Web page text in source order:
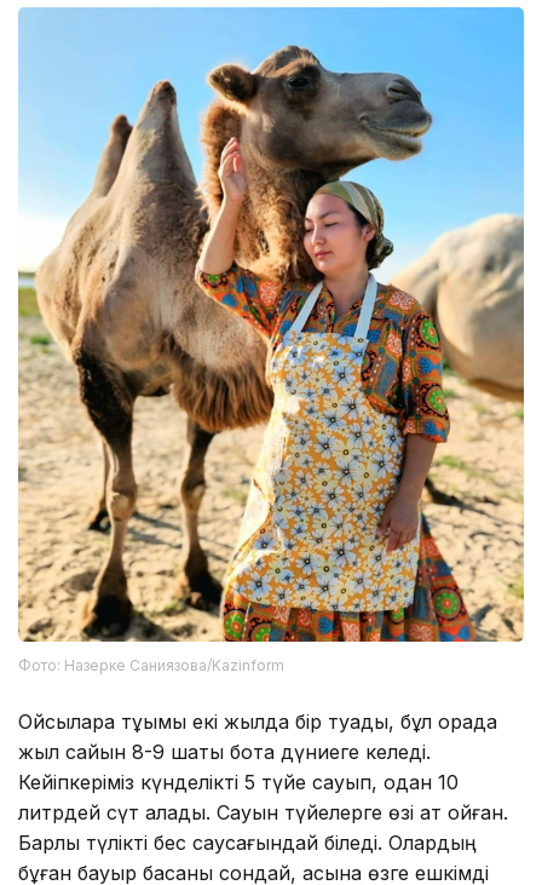
Фото: Назерке Саниязова/Kazinform
Ойсылқара тұқымы екі жылда бір туады, бұл қорада
жыл сайын 8-9 шақты бота дүниеге келеді.
Кейіпкеріміз күнделікті 5 түйе сауып, одан 10
литрдей сүт алады. Сауын түйелерге өзі ат қойған.
Барлық түлікті бес саусағындай біледі. Олардың
бұған бауыр басқаны сондай, қасына өзге ешкімді